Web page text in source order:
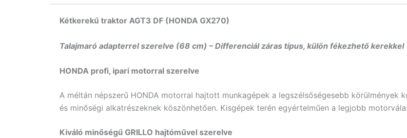
Kétkerekű traktor AGT3 DF (HONDA GX270)
Talajmaró adapterrel szerelve (68 cm) – Differenciál záras típus, külön fékezhető kerekkel
HONDA profi, ipari motorral szerelve
A méltán népszerű HONDA motorral hajtott munkagépek a legszélsőségesebb körülmények
és minőségi alkatrészeknek köszönhetően. Kisgépek terén egyértelműen a legjobb
Kiváló minőségű GRILLO hajtóművel szerelve